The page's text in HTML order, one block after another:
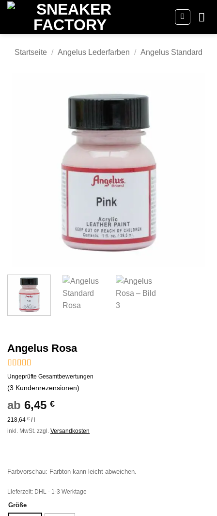
Zum
Startseite / Angelus Lederfarben / Angelus Standard
Angelus Rosa
Bewertet
mit 4.67
von 5,
auf
3
Kundenbewertungen
Ungeprüfte Gesamtbewertungen
(3 Kundenrezensionen)
ab 6,45 €
218,64 € / l
inkl. MwSt. zzgl. Versandkosten
Farbvorschau: Farbton kann leicht abweichen.
Lieferzeit: DHL - 1-3 Werktage
Größe